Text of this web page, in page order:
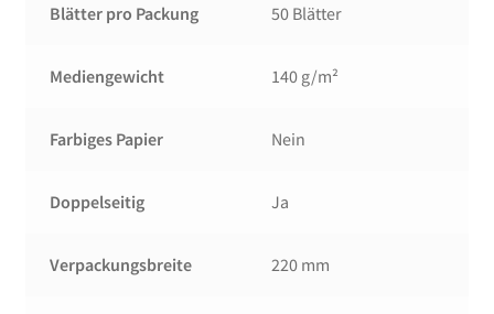
Blätter pro Packung 50 Blätter
Mediengewicht 140 g/m²
Farbiges Papier Nein
Doppelseitig Ja
Verpackungsbreite 220 mm